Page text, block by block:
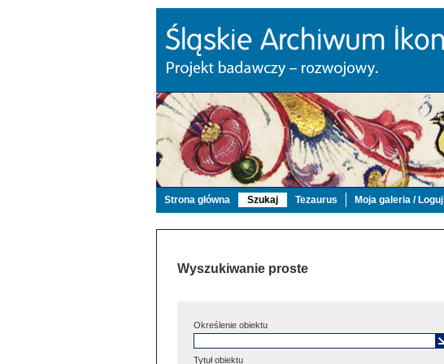
Strona główna Szukaj Tezaurus Moja galeria / Loguj
Wyszukiwanie proste
Określenie obiektu
Tytuł obiektu